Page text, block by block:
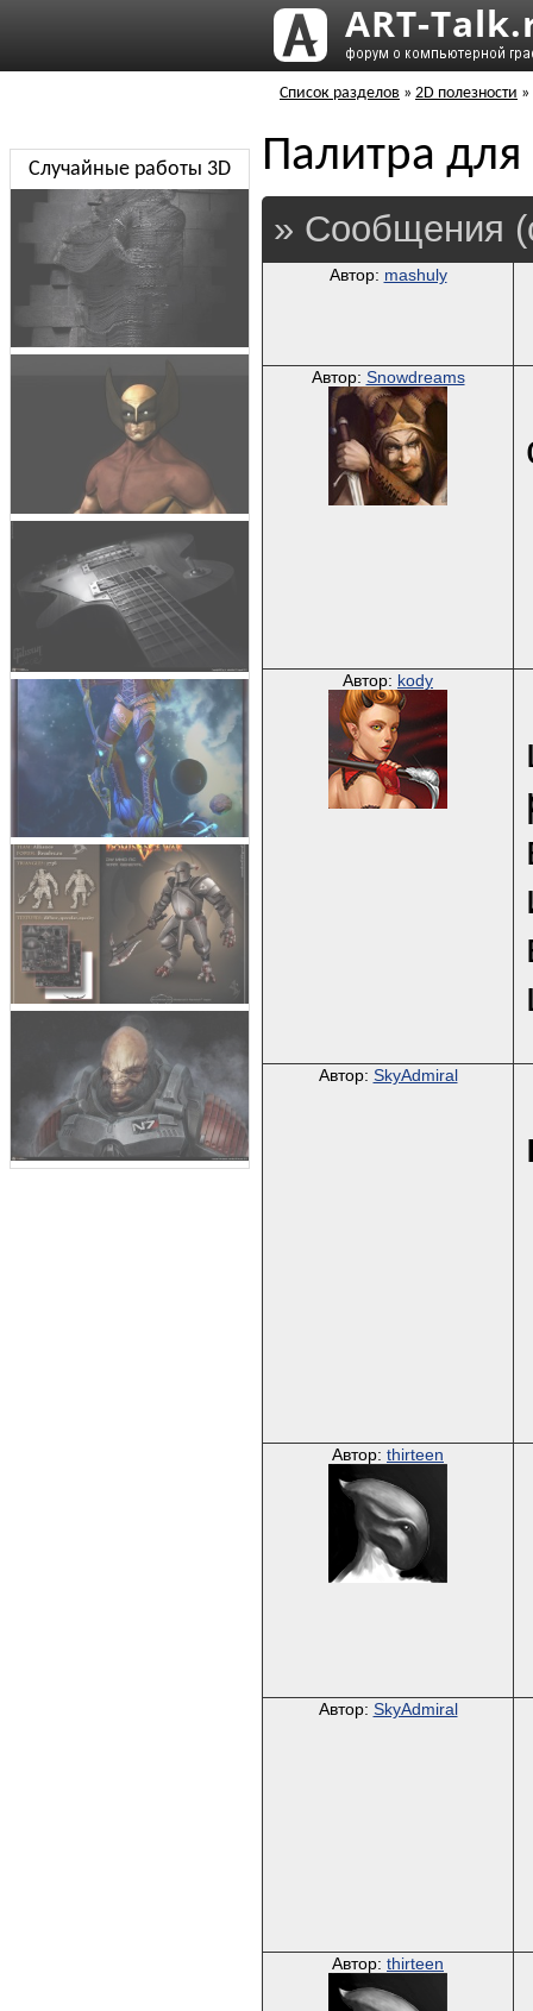
Список разделов » 2D полезности »
Палитра
» Сообщения
Автор: mashuly
Автор: Snowdreams
Автор: kody
Автор: SkyAdmiral
Автор: thirteen
Автор: SkyAdmiral
Автор: thirteen
Случайные работы 3D